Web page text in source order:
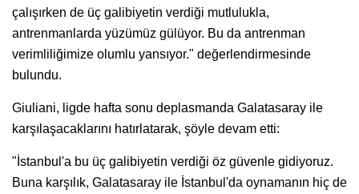
çalışırken de üç galibiyetin verdiği mutlulukla,
antrenmanlarda yüzümüz gülüyor. Bu da antrenman
verimliliğimize olumlu yansıyor." değerlendirmesinde
bulundu.
Giuliani, ligde hafta sonu deplasmanda Galatasaray ile
karşılaşacaklarını hatırlatarak, şöyle devam etti:
"İstanbul'a bu üç galibiyetin verdiği öz güvenle gidiyoruz.
Buna karşılık, Galatasaray ile İstanbul'da oynamanın hiç de